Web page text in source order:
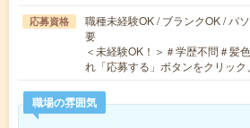
応募資格
職種未経験OK / ブランクOK / パ
要
＜未経験OK！＞＃学歴不問＃髪
れ「応募する」ボタンをクリッ
職場の雰囲気